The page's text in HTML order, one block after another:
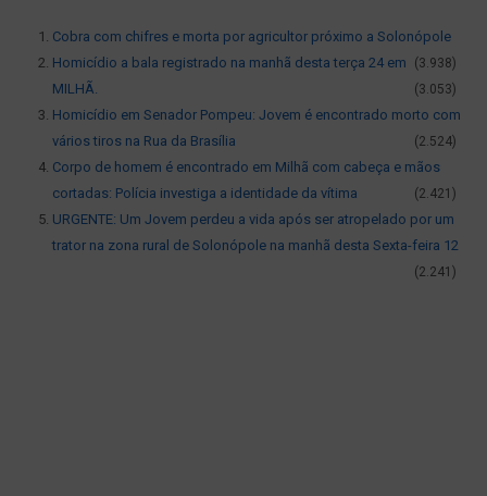
Cobra com chifres e morta por agricultor próximo a Solonópole
(3.938)
Homicídio a bala registrado na manhã desta terça 24 em
MILHÃ.
(3.053)
Homicídio em Senador Pompeu: Jovem é encontrado morto com
vários tiros na Rua da Brasília
(2.524)
Corpo de homem é encontrado em Milhã com cabeça e mãos
cortadas: Polícia investiga a identidade da vítima
(2.421)
URGENTE: Um Jovem perdeu a vida após ser atropelado por um
trator na zona rural de Solonópole na manhã desta Sexta-feira 12
(2.241)